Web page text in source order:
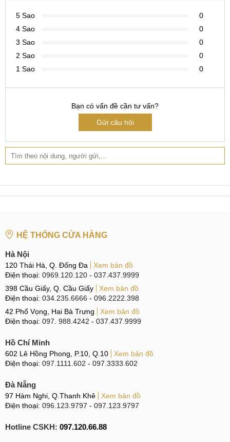
CN 1:
Hotline:
0338.424242
CN 4:123 Trần Quang Khải, Quận 1
Tại Đà Nẵng
CN 6:
Hotline:097.123.9797
Tìm kiếm liên quan trên Google
Thay loa Galaxy A52s 5G uy tín.
Sửa loa Samsung Galaxy A52s 5G giá rẻ.
Thay loa Galaxy A52s 5G giá bao nhiêu.
Giá thay loa Galaxy A52s 5G.
5 Sao
0
4 Sao
0
3 Sao
0
2 Sao
0
1 Sao
0
Bạn có vấn đề cần tư vấn?
Gửi câu hỏi
HỆ THỐNG CỬA HÀNG
Hà Nội
120 Thái Hà, Q. Đống Đa
Xem bản đồ
Điện thoại: 0969.120.120 - 037.437.9999
398 Cầu Giấy, Q. Cầu Giấy
Xem bản đồ
Điện thoại: 034.235.6666 - 096.2222.398
42 Phố Vọng, Hai Bà Trưng
Xem bản đồ
Điện thoại: 097. 988.4242 - 037.437.9999
Hồ Chí Minh
602 Lê Hồng Phong, P.10, Q.10
Xem bản đồ
Điện thoại: 097.1111.602 - 097.3333.602
Đà Nẵng
97 Hàm Nghi, Q.Thanh Khê
Xem bản đồ
Điện thoại: 096.123.9797 - 097.123.9797
Hotline CSKH: 097.120.66.88